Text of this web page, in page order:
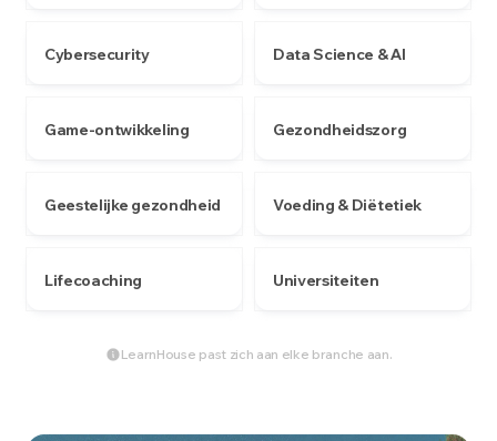
Cybersecurity Data Science & AI
Game-ontwikkeling Gezondheidszorg
Geestelijke gezondheid Voeding & Diëtetiek
Lifecoaching Universiteiten
LearnHouse past zich aan elke branche aan.